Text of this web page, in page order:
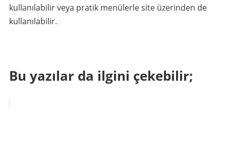
kullanılabilir veya pratik menülerle site üzerinden de
kullanılabilir.
Bu yazılar da ilgini çekebilir;